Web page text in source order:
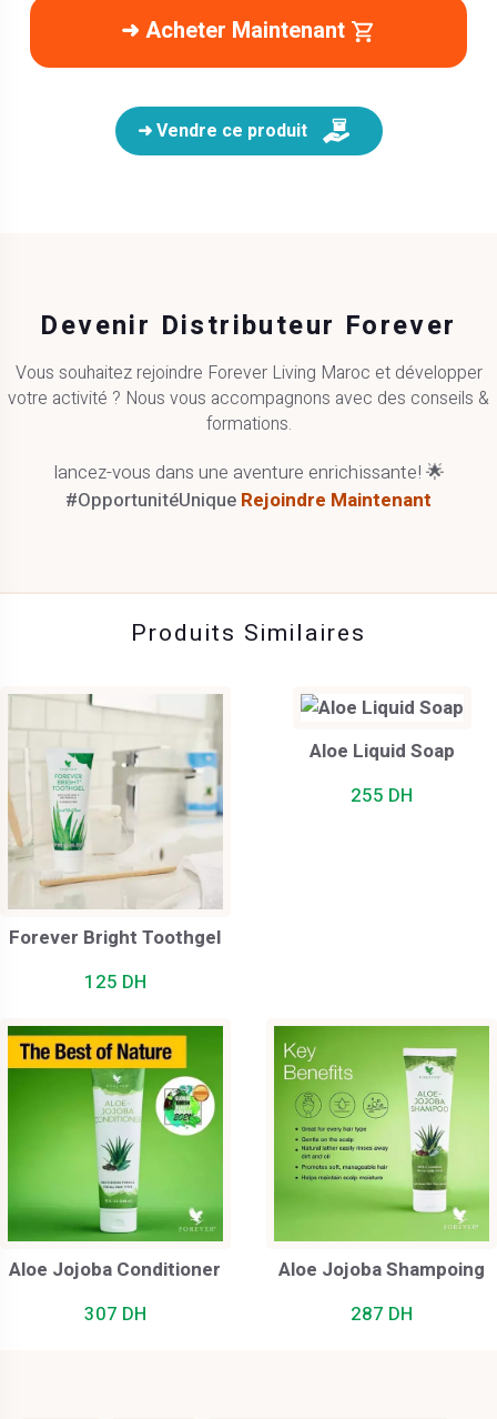
➜ Acheter Maintenant
➜ Vendre ce produit
Devenir Distributeur Forever
Vous souhaitez rejoindre Forever Living Maroc et développer
votre activité ? Nous vous accompagnons avec des conseils &
formations.
lancez-vous dans une aventure enrichissante! 🌟
#OpportunitéUnique Rejoindre Maintenant
Produits Similaires
Forever Bright Toothgel
125 DH
Aloe Liquid Soap
255 DH
Aloe Jojoba Conditioner
307 DH
Aloe Jojoba Shampoing
287 DH